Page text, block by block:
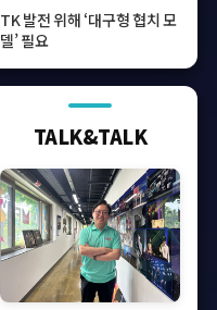
TK 발전 위해 ‘대구형 협치 모
델’ 필요
TALK&TALK